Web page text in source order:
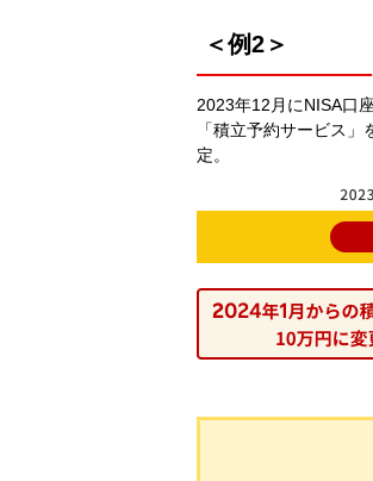
＜例2＞
2023年12月にNISA口
「積立予約サービス
定。